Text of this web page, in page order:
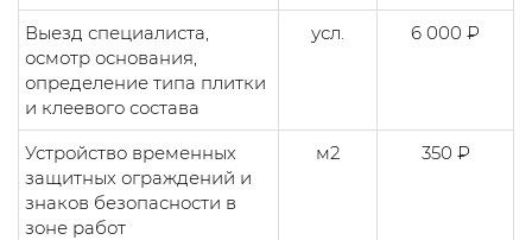
Выезд специалиста,
осмотр основания,
определение типа плитки
и клеевого состава
усл. 6 000 ₽
Устройство временных
защитных ограждений и
знаков безопасности в
зоне работ
м2 350 ₽